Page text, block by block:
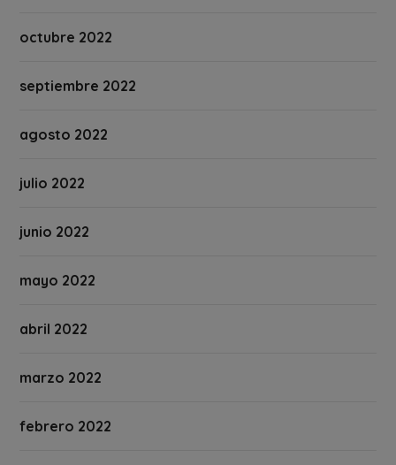
octubre 2022
septiembre 2022
agosto 2022
julio 2022
junio 2022
mayo 2022
abril 2022
marzo 2022
febrero 2022